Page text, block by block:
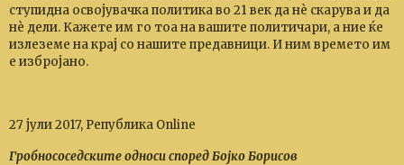
ступидна освојувачка политика во 21 век да нѐ скарува и да
нѐ дели. Кажете им го тоа на вашите политичари, а ние ќе
излеземе на крај со нашите предавници. И ним времето им
е избројано.
27 јули 2017, Република Online
Гробнососедските односи според Бојко Борисов